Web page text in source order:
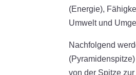
(Energie),
Umwelt und
Nachfolgend
von der Spitze